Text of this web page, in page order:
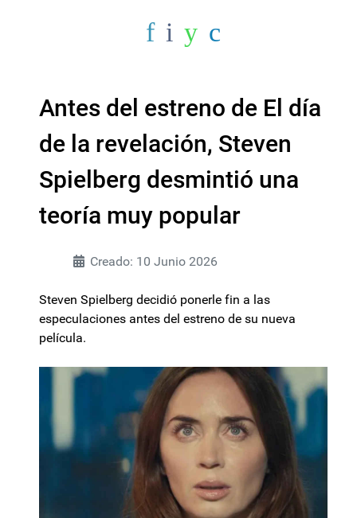
Antes del estreno de El día
de la revelación, Steven
Spielberg desmintió una
teoría muy popular
Creado: 10 Junio 2026
Steven Spielberg decidió ponerle fin a las
especulaciones antes del estreno de su nueva
película.